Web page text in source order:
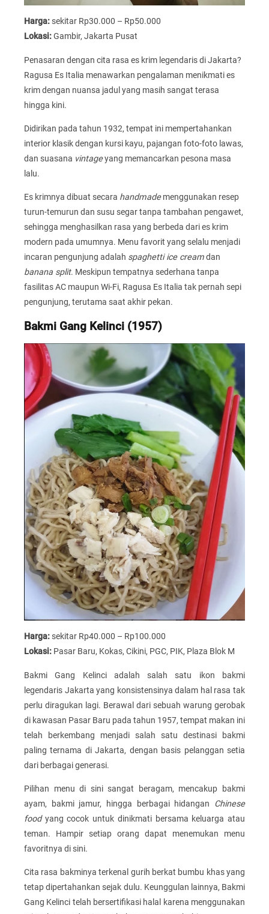
Harga: sekitar Rp30.000 – Rp50.000
Lokasi:Gambir, Jakarta Pusat
Penasaran dengan cita rasa es krim legendaris di Jakarta?
Ragusa Es Italia menawarkan pengalaman menikmati es
krim dengan nuansa jadul yang masih sangat terasa
hingga kini.
Didirikan pada tahun 1932, tempat ini mempertahankan
interior klasik dengan kursi kayu, pajangan foto-foto lawas,
dan suasana vintageyang memancarkan pesona masa
lalu.
Es krimnya dibuat secara handmademenggunakan resep
turun-temurun dan susu segar tanpa tambahan pengawet,
sehingga menghasilkan rasa yang berbeda dari es krim
modern pada umumnya. Menu favorit yang selalu menjadi
incaran pengunjung adalah spaghetti ice creamdan
banana split. Meskipun tempatnya sederhana tanpa
fasilitas AC maupun Wi-Fi, Ragusa Es Italia tak pernah sepi
pengunjung, terutama saat akhir pekan.
Bakmi Gang Kelinci (1957)
Harga: sekitar Rp40.000 – Rp100.000
Lokasi: Pasar Baru, Kokas, Cikini, PGC, PIK, Plaza Blok M
Bakmi Gang Kelinci adalah salah satu ikon bakmi
legendaris Jakarta yang konsistensinya dalam hal rasa tak
perlu diragukan lagi. Berawal dari sebuah warung gerobak
di kawasan Pasar Baru pada tahun 1957, tempat makan ini
telah berkembang menjadi salah satu destinasi bakmi
paling ternama di Jakarta, dengan basis pelanggan setia
dari berbagai generasi.
Pilihan menu di sini sangat beragam, mencakup bakmi
ayam, bakmi jamur, hingga berbagai hidangan Chinese
foodyang cocok untuk dinikmati bersama keluarga atau
teman. Hampir setiap orang dapat menemukan menu
favoritnya di sini.
Cita rasa bakminya terkenal gurih berkat bumbu khas yang
tetap dipertahankan sejak dulu. Keunggulan lainnya, Bakmi
Gang Kelinci telah bersertifikasi halal karena menggunakan